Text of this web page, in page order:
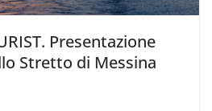
Presentazione
Stretto di Messina